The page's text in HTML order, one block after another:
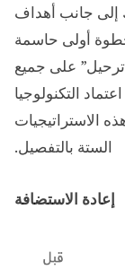
إلى جانب أهداف
خطوة أولى حاسمة
للترحيل الناجح. يشتمل “6 Rs of Cloud ترحيل” على جميع
التكنولوجيا
الاستراتيجيات
الستة بالتفصيل.
إعادة الاستضافة